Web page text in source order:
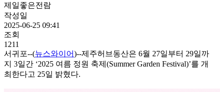
제일좋은전람
작성일
2025-06-25 09:41
조회
1211
서귀포--(뉴스와이어)--제주허브동산은 6월 27일부터 29일까
지 3일간 ‘2025 여름 정원 축제(Summer Garden Festival)’를 개
최한다고 25일 밝혔다.